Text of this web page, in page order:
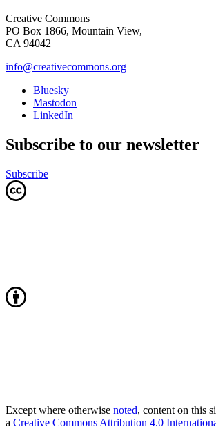
Creative Commons
PO Box 1866, Mountain View,
CA 94042
info@creativecommons.org
Bluesky
Mastodon
LinkedIn
Subscribe to our newsletter
Subscribe
Except where otherwise noted, content on this
a Creative Commons Attribution 4.0